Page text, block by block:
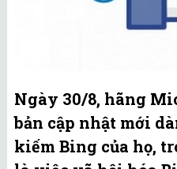
Ngày 30/8, hãng
bản cập nhật mới
kiếm Bing của họ,